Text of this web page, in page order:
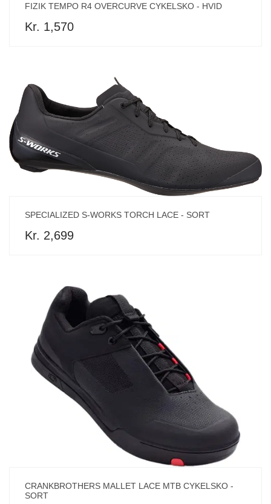
FIZIK TEMPO R4 OVERCURVE CYKELSKO - HVID
Kr. 1,570
SPECIALIZED S-WORKS TORCH LACE - SORT
Kr. 2,699
CRANKBROTHERS MALLET LACE MTB CYKELSKO -
SORT